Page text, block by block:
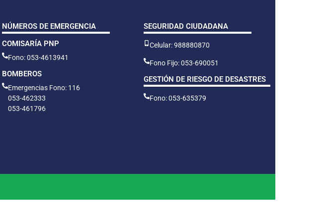
NÚMEROS DE EMERGENCIA
COMISARÍA PNP
Fono: 053-4613941
BOMBEROS
Emergencias Fono: 116
053-462333
053-461796
SEGURIDAD CIUDADANA
Celular: 988880870
Fono Fijo: 053-690051
GESTIÓN DE RIESGO DE DESASTRES
Fono: 053-635379